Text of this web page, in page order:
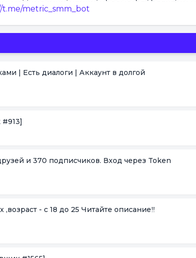
t.me/metric_smm_bot
| Есть диалоги | Аккаунт в долгой
и 370 подписчиков. Вход через Token
,возраст - с 18 до 25 Читайте описание‼️